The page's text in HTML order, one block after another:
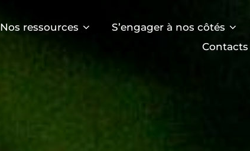
Nos ressources
S’engager à nos côtés
Contacts